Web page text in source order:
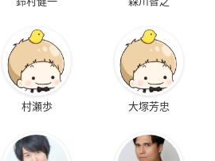
村瀬歩 大塚芳忠